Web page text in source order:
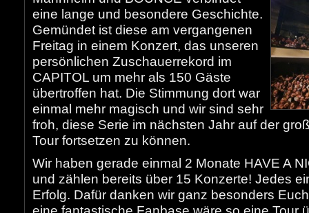
eine lange und besondere Geschichte.
Gemündet ist diese am vergangenen
Freitag in einem Konzert, das unseren
persönlichen Zuschauerrekord im
CAPITOL um mehr als 150 Gäste
übertroffen hat. Die Stimmung dort war
einmal mehr magisch und wir sind sehr
froh, diese Serie im nächsten Jahr auf der
Tour fortsetzen zu können.
Wir haben gerade einmal 2 Monate HAVE A
und zählen bereits über 15 Konzerte! Jedes
Erfolg. Dafür danken wir ganz besonders